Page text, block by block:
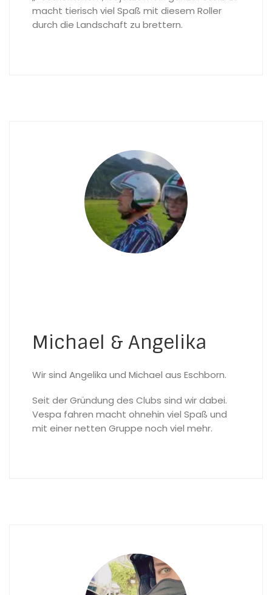
macht tierisch viel Spaß mit diesem Roller
durch die Landschaft zu brettern.
Michael & Angelika
Wir sind Angelika und Michael aus Eschborn.
Seit der Gründung des Clubs sind wir dabei.
Vespa fahren macht ohnehin viel Spaß und
mit einer netten Gruppe noch viel mehr.